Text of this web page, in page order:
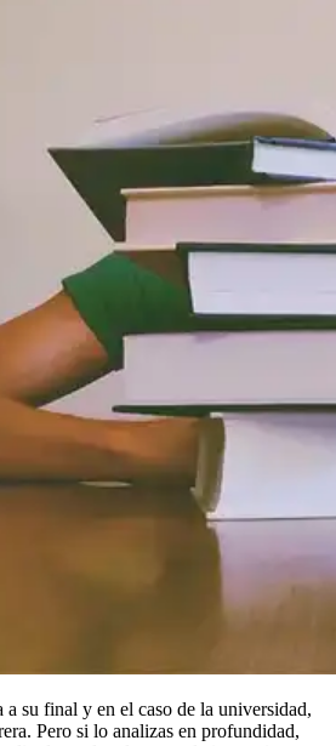
su final y en el caso de la universidad,
Pero si lo analizas en profundidad,